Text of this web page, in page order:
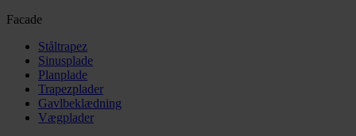
Facade
Ståltrapez
Sinusplade
Planplade
Trapezplader
Gavlbeklædning
Vægplader